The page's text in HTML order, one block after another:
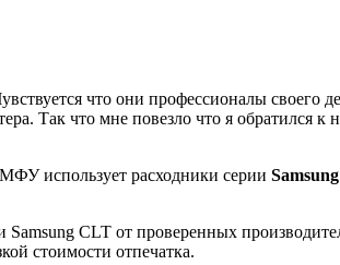
что они профессионалы своего
Так что мне повезло что я обратился
использует расходники серии
CLT от проверенных
стоимости отпечатка.